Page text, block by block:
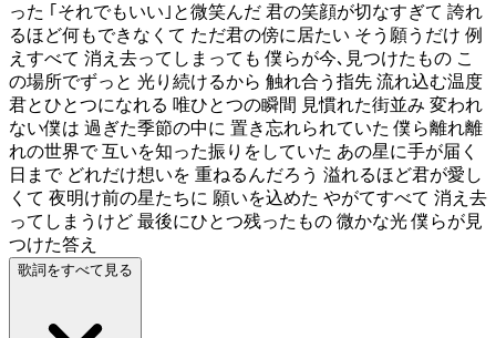
った ｢それでもいい｣と微笑んだ 君の笑顔が切なすぎて 誇れ
るほど何もできなくて ただ君の傍に居たい そう願うだけ 例
えすべて 消え去ってしまっても 僕らが今､見つけたもの こ
の場所でずっと 光り続けるから 触れ合う指先 流れ込む温度
君とひとつになれる 唯ひとつの瞬間 見慣れた街並み 変われ
ない僕は 過ぎた季節の中に 置き忘れられていた 僕ら離れ離
れの世界で 互いを知った振りをしていた あの星に手が届く
日まで どれだけ想いを 重ねるんだろう 溢れるほど君が愛し
くて 夜明け前の星たちに 願いを込めた やがてすべて 消え去
ってしまうけど 最後にひとつ残ったもの 微かな光 僕らが見
つけた答え
歌詞をすべて見る